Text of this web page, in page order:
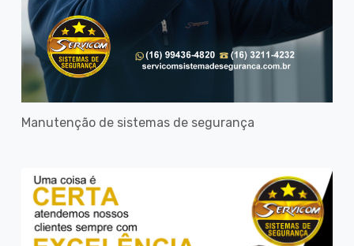
Manutenção de sistemas de segurança